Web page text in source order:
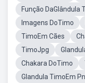
Função DaGlândula
Imagens DoTimo
TimoEm Cães
TimoJpg
Chakara DoTimo
Glandula TimoEm